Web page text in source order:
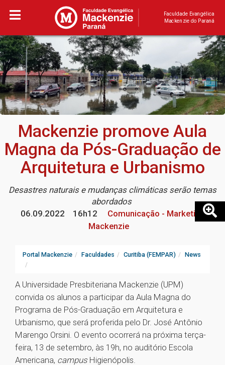
Faculdade Evangélica
Mackenzie do Paraná
Mackenzie promove Aula
Magna da Pós-Graduação de
Arquitetura e Urbanismo
Desastres naturais e mudanças climáticas serão temas
abordados
06.09.2022
16h12
Comunicação - Marketing
Mackenzie
Portal Mackenzie Faculdades Curitiba (FEMPAR) News
A Universidade Presbiteriana Mackenzie (UPM)
convida os alunos a participar da Aula Magna do
Programa de Pós-Graduação em Arquitetura e
Urbanismo, que será proferida pelo Dr. José Antônio
Marengo Orsini. O evento ocorrerá na próxima terça-
feira, 13 de setembro, às 19h, no auditório Escola
Americana, campus Higienópolis.